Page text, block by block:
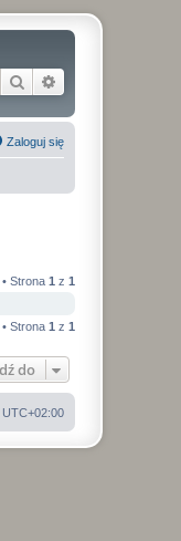
Szukaj
Zaloguj się
Strona 1 z 1
Strona 1 z 1
do
UTC+02:00